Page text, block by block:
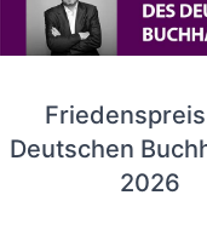
Deutschen
2026